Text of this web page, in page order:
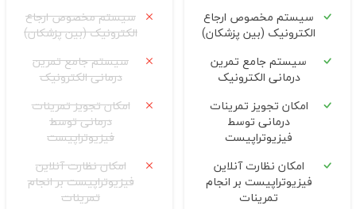
سیستم مخصوص ارجاع
الکترونیک (بین پزشکان)
سیستم جامع تمرین
درمانی الکترونیک
امکان تجویز تمرینات
درمانی توسط
فیزیوتراپیست
امکان نظارت آنلاین
فیزیوتراپیست بر انجام
تمرینات
سیستم مخصوص ارجاع
الکترونیک (بین پزشکان)
سیستم جامع تمرین
درمانی الکترونیک
امکان تجویز تمرینات
درمانی توسط
فیزیوتراپیست
امکان نظارت آنلاین
فیزیوتراپیست بر انجام
تمرینات